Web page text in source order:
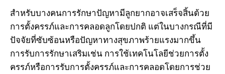
สำหรับบางคนการรักษาปัญหามีลูกยากอาจเสร็จสิ้นด้วย
การตั้งครรภ์และการคลอดลูกโดยปกติ แต่ในบางกรณีที่มี
ปัจจัยที่ซับซ้อนหรือปัญหาทางสุขภาพร้ายแรงมากขึ้น
การรับการรักษาเสริมเช่น การใช้เทคโนโลยีช่วยการตั้ง
ครรภ์หรือการรับการตั้งครรภ์และการคลอดโดยการช่วย